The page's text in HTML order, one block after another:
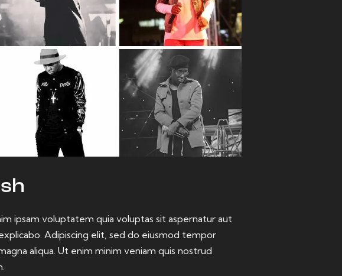
ipsam voluptatem quia voluptas sit aspernatur aut
Adipiscing elit, sed do eiusmod tempor
aliqua. Ut enim minim veniam quis nostrud